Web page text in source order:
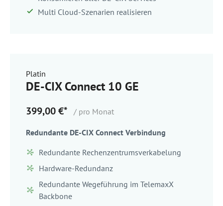
Multi Cloud-Szenarien realisieren
Platin
DE-CIX Connect 10 GE
399,00 €* / pro Monat
Redundante DE-CIX Connect Verbindung
Redundante Rechenzentrumsverkabelung
Hardware-Redundanz
Redundante Wegeführung im TelemaxX
Backbone